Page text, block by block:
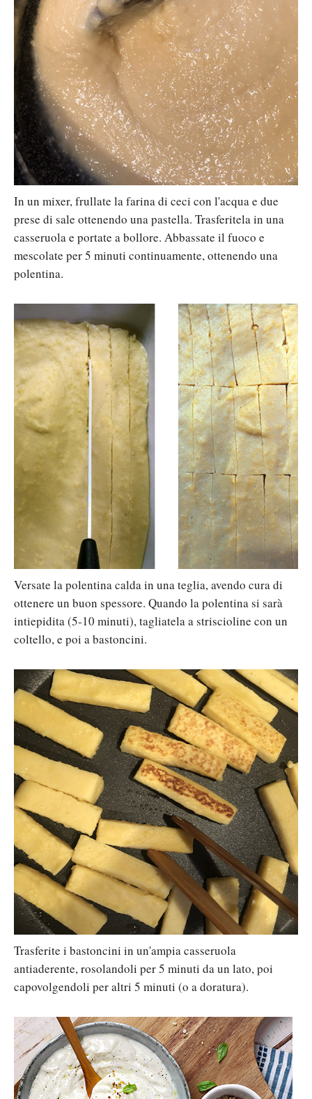
In un mixer, frullate la farina di ceci con l'acqua e due
prese di sale ottenendo una pastella. Trasferitela in una
casseruola e portate a bollore. Abbassate il fuoco e
mescolate per 5 minuti continuamente, ottenendo una
polentina.
Versate la polentina calda in una teglia, avendo cura di
ottenere un buon spessore. Quando la polentina si sarà
intiepidita (5-10 minuti), tagliatela a striscioline con un
coltello, e poi a bastoncini.
Trasferite i bastoncini in un'ampia casseruola
antiaderente, rosolandoli per 5 minuti da un lato, poi
capovolgendoli per altri 5 minuti (o a doratura).